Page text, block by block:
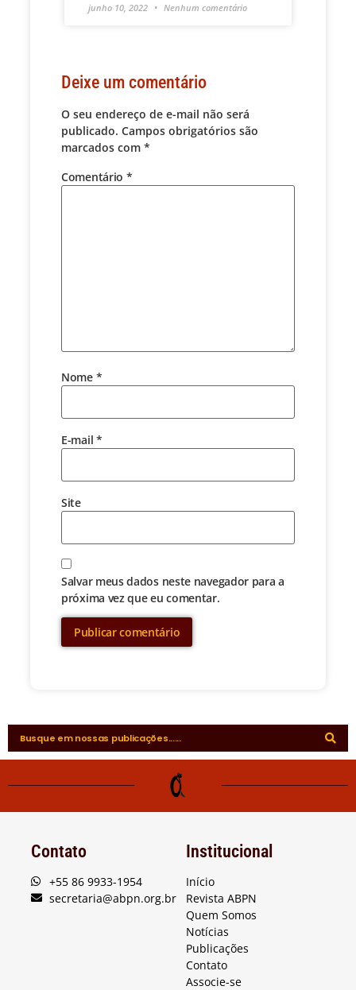
junho 10, 2022 Nenhum comentário
Deixe um comentário
O seu endereço de e-mail não será
publicado. Campos obrigatórios são
marcados com *
Comentário *
Nome *
E-mail *
Site
Salvar meus dados neste navegador para a
próxima vez que eu comentar.
Contato
+55 86 9933-1954
secretaria@abpn.org.br
Institucional
Início
Revista ABPN
Quem Somos
Notícias
Publicações
Contato
Associe-se